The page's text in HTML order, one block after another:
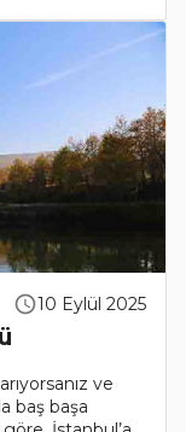
10 Eylül 2025
ve
baş başa